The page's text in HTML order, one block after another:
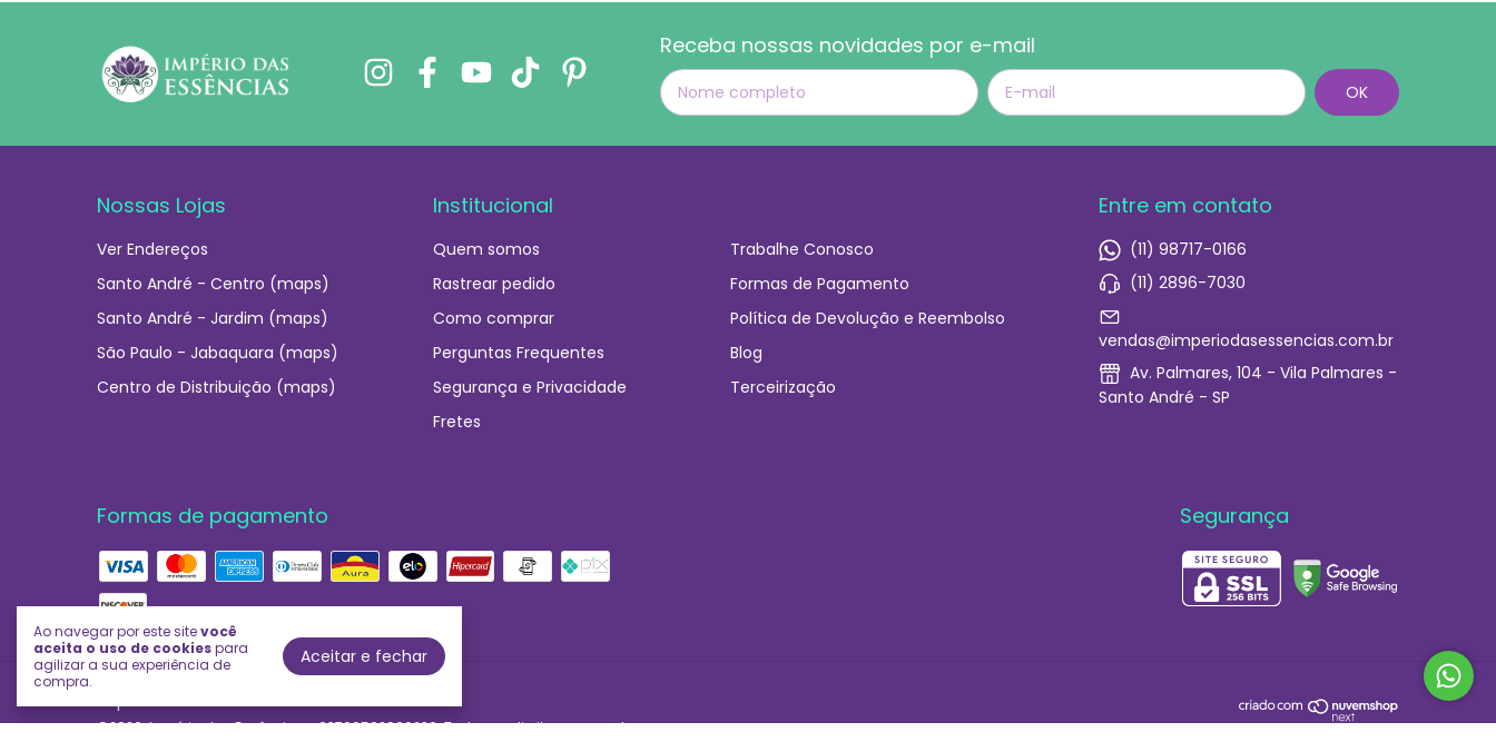
Ao navegar por este sitevocê
aceita o uso de cookiespara
agilizar a sua experiência de
compra.
Aceitar e fechar
Receba nossas novidades por e-mail
Nossas Lojas
Ver Endereços
Santo André - Centro (maps)
Santo André - Jardim (maps)
São Paulo - Jabaquara (maps)
Centro de Distribuição (maps)
Institucional
Quem somos
Rastrear pedido
Como comprar
Perguntas Frequentes
Segurança e Privacidade
Fretes
Trabalhe Conosco
Formas de Pagamento
Política de Devolução e Reembolso
Blog
Terceirização
Entre em contato
(11) 98717-0166
(11) 2896-7030
vendas@imperiodasessencias.com.br
Av. Palmares, 104 - Vila Palmares -
Santo André - SP
Formas de pagamento Segurança
©2026. Império das Essências - 03706592000230. Todos os direitos reservados.